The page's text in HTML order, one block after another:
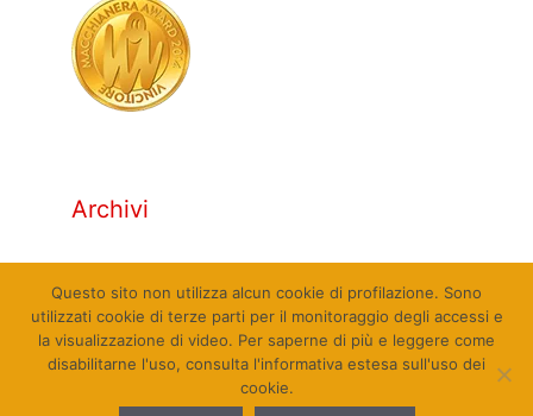
Archivi
Questo sito non utilizza alcun cookie di profilazione. Sono
utilizzati cookie di terze parti per il monitoraggio degli accessi e
la visualizzazione di video. Per saperne di più e leggere come
disabilitarne l'uso, consulta l'informativa estesa sull'uso dei
cookie.